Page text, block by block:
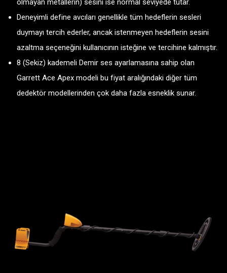
olmayan metallerin) sesini ise normal seviyede tutar.
Deneyimli define avcıları genellikle tüm hedeflerin sesleri
duymayı tercih ederler, ancak istenmeyen hedeflerin sesini
azaltma seçeneğini kullanıcının isteğine ve tercihine kalmıştır.
8 (Sekiz) kademeli Demir ses ayarlamasına sahip olan
Garrett Ace Apex modeli bu fiyat aralığındaki diğer tüm
dedektör modellerinden çok daha fazla esneklik sunar.